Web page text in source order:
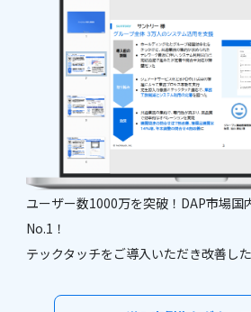
ユーザー数1000万を突破！DAP市場国
No.1！
テックタッチをご導入いただき改善し